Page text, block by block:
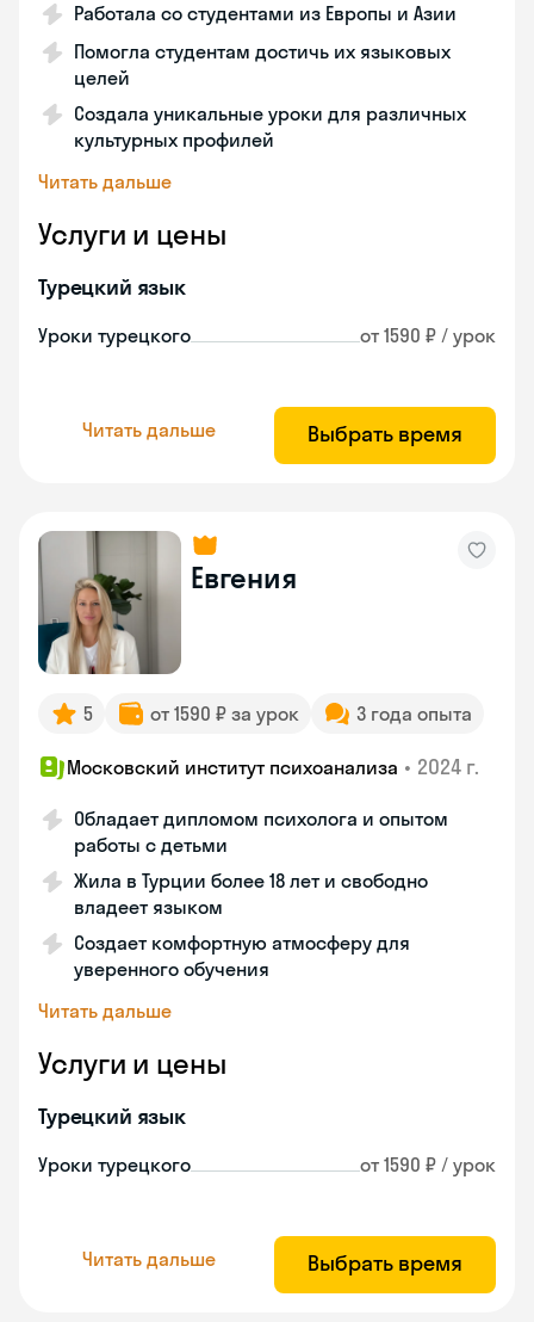
Работала со студентами из Европы и Азии
Помогла студентам достичь их языковых
целей
Создала уникальные уроки для различных
культурных профилей
Читать дальше
Услуги и цены
Турецкий язык
Уроки турецкого от 1590 ₽ / урок
Читать дальше Выбрать время
Евгения
5 от 1590 ₽ за урок 3 года опыта
Московский институт психоанализа • 2024 г.
Обладает дипломом психолога и опытом
работы с детьми
Жила в Турции более 18 лет и свободно
владеет языком
Создает комфортную атмосферу для
уверенного обучения
Читать дальше
Услуги и цены
Турецкий язык
Уроки турецкого от 1590 ₽ / урок
Читать дальше Выбрать время